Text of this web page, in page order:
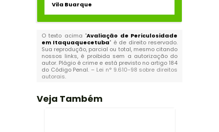
Vila Buarque
O texto acima "Avaliação de Periculosidade
em Itaquaquecetuba" é de direito reservado.
Sua reprodução, parcial ou total, mesmo citando
nossos links, é proibida sem a autorização do
autor. Plágio é crime e está previsto no artigo 184
do Código Penal. – Lei n° 9.610-98 sobre direitos
autorais.
Veja Também